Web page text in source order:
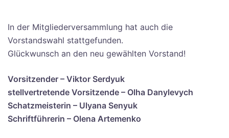
In der Mitgliederversammlung hat auch die
Vorstandswahl stattgefunden.
Glückwunsch an den neu gewählten Vorstand!
Vorsitzender – Viktor Serdyuk
stellvertretende Vorsitzende – Olha Danylevych
Schatzmeisterin – Ulyana Senyuk
Schriftführerin – Olena Artemenko